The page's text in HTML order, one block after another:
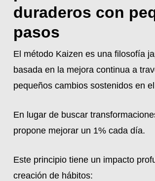
duraderos con
pasos
El método Kaizen es una filosofía
basada en la mejora continua a
pequeños cambios sostenidos en
En lugar de buscar
propone mejorar un 1% cada día.
Este principio tiene un impacto
creación de hábitos: